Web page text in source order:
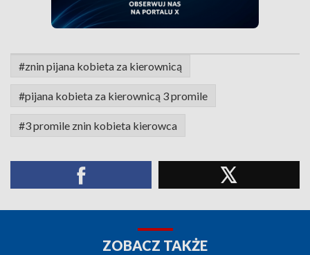
#znin pijana kobieta za kierownicą
#pijana kobieta za kierownicą 3 promile
#3 promile znin kobieta kierowca
ZOBACZ TAKŻE